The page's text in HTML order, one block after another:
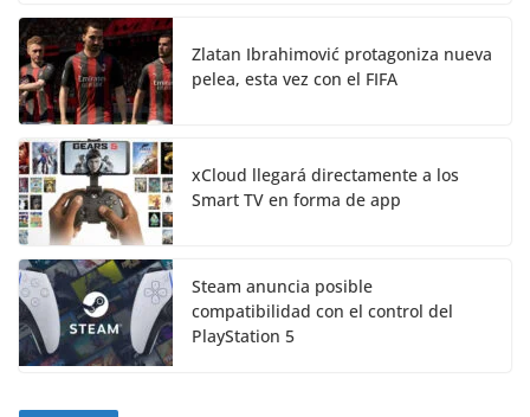
Zlatan Ibrahimović protagoniza nueva
pelea, esta vez con el FIFA
xCloud llegará directamente a los
Smart TV en forma de app
Steam anuncia posible
compatibilidad con el control del
PlayStation 5